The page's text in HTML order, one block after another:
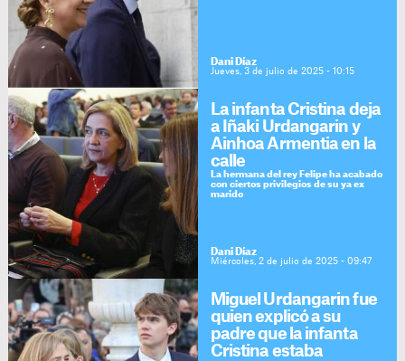
Dani Díaz
Jueves, 3 de julio de 2025 - 10:15
La infanta Cristina deja
a Iñaki Urdangarin y
Ainhoa Armentia en la
calle
La hermana del rey Felipe ha acabado
con ciertos privilegios de su ya ex
marido
Dani Díaz
Miércoles, 2 de julio de 2025 - 09:47
Miguel Urdangarin fue
quien explicó a su
padre que la infanta
Cristina estaba